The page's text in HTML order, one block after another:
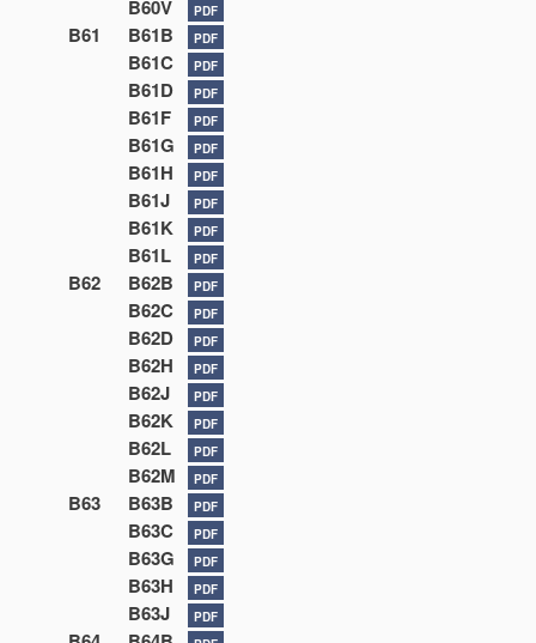
B60V PDF
B61 B61B PDF
B61C PDF
B61D PDF
B61F PDF
B61G PDF
B61H PDF
B61J PDF
B61K PDF
B61L PDF
B62 B62B PDF
B62C PDF
B62D PDF
B62H PDF
B62J PDF
B62K PDF
B62L PDF
B62M PDF
B63 B63B PDF
B63C PDF
B63G PDF
B63H PDF
B63J PDF